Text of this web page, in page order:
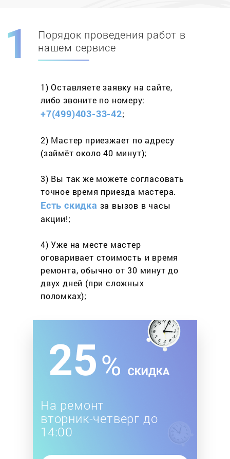
Скидка при первомзаказе на адрес
составит 15%
Работаем более 10 лет
весь спектр услуг
Порядок проведения работ в
нашем сервисе
1) Оставляете заявку на сайте,
либо звоните по номеру:
+7(499)403-33-42;
2) Мастер приезжает по адресу
(займёт около 40 минут);
3) Вы так же можете согласовать
точное время приезда мастера.
Есть скидка за вызов в часы
акции!;
4) Уже на месте мастер
оговаривает стоимость и время
ремонта, обычно от 30 минут до
двух дней (при сложных
поломках);
На ремонт
вторник-четверг до
14:00